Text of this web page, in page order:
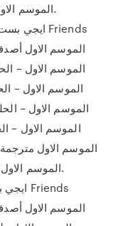
الموسم الاول
الموسم الاول